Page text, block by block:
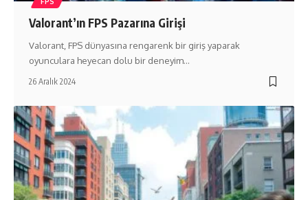
Valorant’ın FPS Pazarına Girişi
Valorant, FPS dünyasına rengarenk bir giriş yaparak
oyunculara heyecan dolu bir deneyim…
26 Aralık 2024